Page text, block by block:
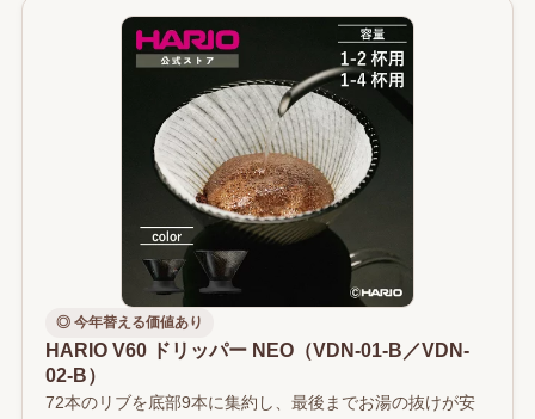
◎ 今年替える価値あり
HARIO V60 ドリッパー NEO（VDN-01-B／VDN-
02-B）
72本のリブを底部9本に集約し、最後までお湯の抜けが安